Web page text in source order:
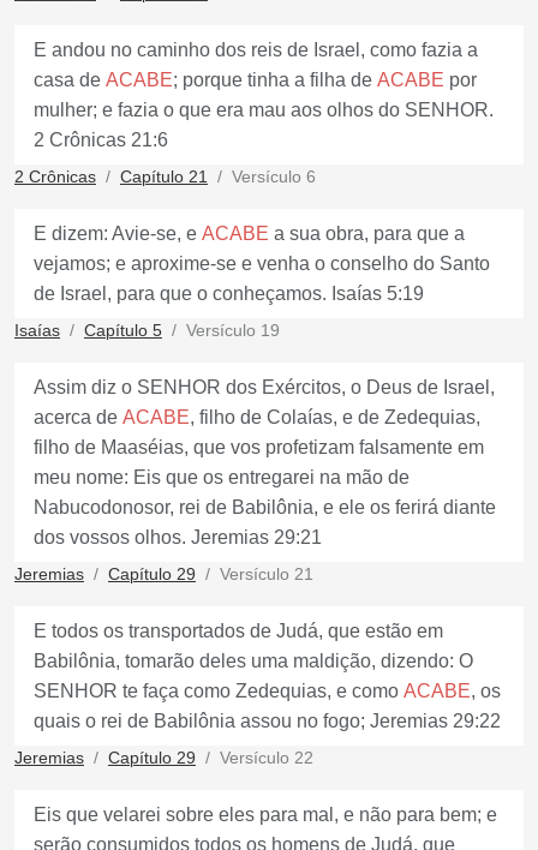
E andou no caminho dos reis de Israel, como fazia a
casa de ACABE; porque tinha a filha de ACABE por
mulher; e fazia o que era mau aos olhos do SENHOR.
2 Crônicas 21:6
2 Crônicas Capítulo 21 Versículo 6
E dizem: Avie-se, e ACABE a sua obra, para que a
vejamos; e aproxime-se e venha o conselho do Santo
de Israel, para que o conheçamos. Isaías 5:19
Isaías Capítulo 5 Versículo 19
Assim diz o SENHOR dos Exércitos, o Deus de Israel,
acerca de ACABE, filho de Colaías, e de Zedequias,
filho de Maaséias, que vos profetizam falsamente em
meu nome: Eis que os entregarei na mão de
Nabucodonosor, rei de Babilônia, e ele os ferirá diante
dos vossos olhos. Jeremias 29:21
Jeremias Capítulo 29 Versículo 21
E todos os transportados de Judá, que estão em
Babilônia, tomarão deles uma maldição, dizendo: O
SENHOR te faça como Zedequias, e como ACABE, os
quais o rei de Babilônia assou no fogo; Jeremias 29:22
Jeremias Capítulo 29 Versículo 22
Eis que velarei sobre eles para mal, e não para bem; e
serão consumidos todos os homens de Judá, que